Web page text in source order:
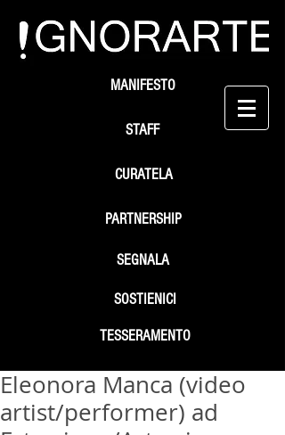
STAFF
SEGNALA
SOSTIENICI
MANIFESTO
PARTNERSHIP
TESSERAMENTO
CURATELA
Eleonora Manca (video
artist/performer) ad